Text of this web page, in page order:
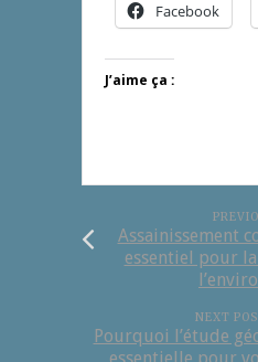
Facebook
J’aime ça :
Assainissement
essentiel pour
NEXT
Pourquoi l’étude